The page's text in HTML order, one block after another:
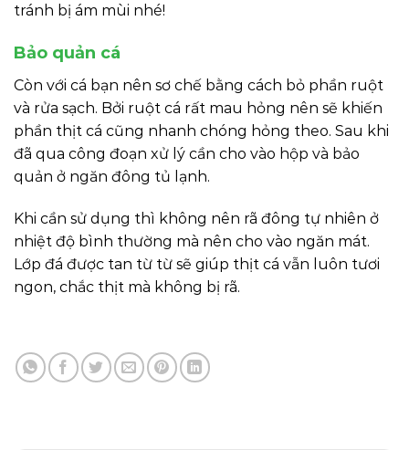
tránh bị ám mùi nhé!
Bảo quản cá
Còn với cá bạn nên sơ chế bằng cách bỏ phần ruột
và rửa sạch. Bởi ruột cá rất mau hỏng nên sẽ khiến
phần thịt cá cũng nhanh chóng hỏng theo. Sau khi
đã qua công đoạn xử lý cần cho vào hộp và bảo
quản ở ngăn đông tủ lạnh.
Khi cần sử dụng thì không nên rã đông tự nhiên ở
nhiệt độ bình thường mà nên cho vào ngăn mát.
Lớp đá được tan từ từ sẽ giúp thịt cá vẫn luôn tươi
ngon, chắc thịt mà không bị rã.